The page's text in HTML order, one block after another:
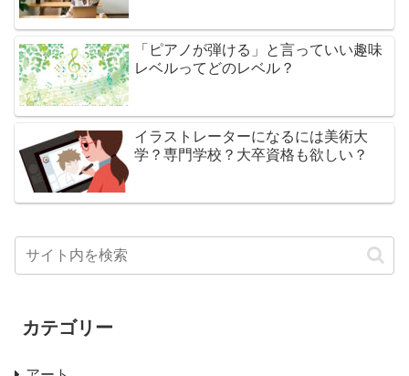
「ピアノが弾ける」と言っていい趣味
レベルってどのレベル？
イラストレーターになるには美術大
学？専門学校？大卒資格も欲しい？
カテゴリー